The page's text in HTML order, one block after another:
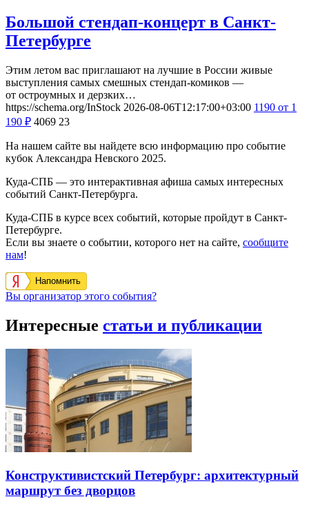
Большой стендап-концерт в Санкт-
Петербурге
Этим летом вас приглашают на лучшие в России живые
выступления самых смешных стендап-комиков —
от остроумных и дерзких…
https://schema.org/InStock 2026-08-06T12:17:00+03:00 1190 от 1
190 ₽ 4069 23
На нашем сайте вы найдете всю информацию про событие
кубок Александра Невского 2025.
Куда-СПБ — это интерактивная афиша самых интересных
событий Санкт-Петербурга.
Куда-СПБ в курсе всех событий, которые пройдут в Санкт-
Петербурге.
Если вы знаете о событии, которого нет на сайте, сообщите
нам!
Напомнить
Вы организатор этого события?
Интересные статьи и публикации
Конструктивистский Петербург: архитектурный
маршрут без дворцов